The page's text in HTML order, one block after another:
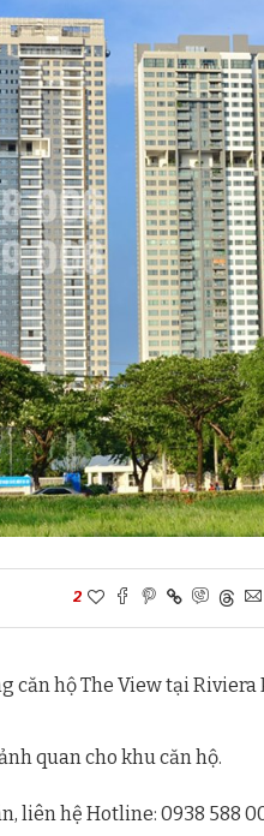
2
căn hộ The View tại Riviera
quan cho khu căn hộ.
liên hệ Hotline: 0938 588